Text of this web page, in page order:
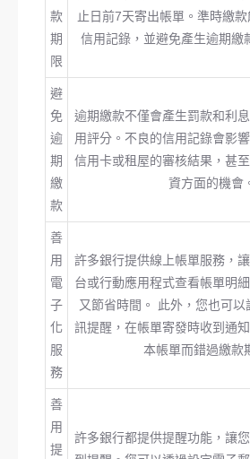
款
期
限
止日前7天寄出帳單。準時繳
信用記錄，並避免產生逾期繳
避
免
逾
期
繳
款
逾期繳款不僅會產生罰款和利
用評分。不良的信用記錄會影
信用卡或租屋的審核結果，甚
資方面的機會
善
用
電
子
化
服
務
許多銀行提供線上帳單服務，
台或行動應用程式查看帳單明
又節省時間。 此外，您也可
訊提醒，在帳單寄發時收到通
本帳單而錯過繳款
善
用
提
許多銀行都提供提醒功能，讓